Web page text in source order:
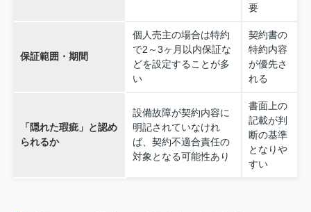
要
保証範囲・期間
個人売主の場合は特約
で2～3ヶ月以内保証な
どを設定することが多
い
契約書の
特約内容
が優先さ
れる
「隠れた瑕疵」と認め
られるか
設備故障が契約内容に
明記されていなけれ
ば、契約不適合責任の
対象となる可能性あり
書面上の
記載が判
断の基準
となりや
すい